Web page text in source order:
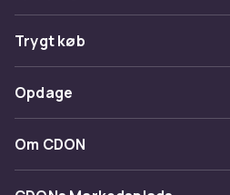
Ofte stillede spørgsmål
Spor pakke
Fortryd & returner her
Kontakt os
Trygt køb
Betaling
Levering
Opdage
Kategorier
Maerke
Om CDON
Om os